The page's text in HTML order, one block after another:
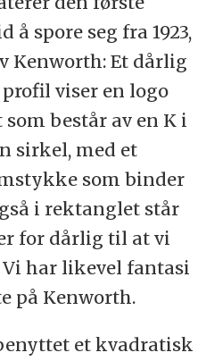
spore seg fra 1923,
Kenworth: Et dårlig
viser en logo
består av en K i
sirkel, med et
som binder
i rektanglet står
for dårlig til at vi
har likevel fantasi
Kenworth.
et kvadratisk